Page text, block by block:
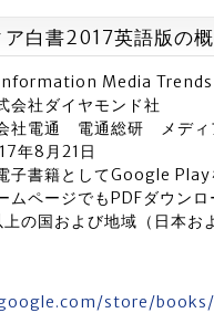
ア白書2017英語版の
Information Media Trends
会社ダイヤモンド社
社電通 電通総研 メディ
年8月21日
子書籍としてGoogle Play
ムページでもPDFダウンロ
上の国および地域（日本お
store/